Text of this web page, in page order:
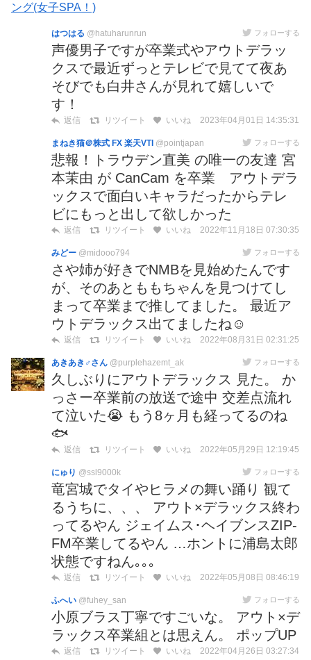
ング(女子SPA！)
はつはる @hatuharunrun フォローする
声優男子ですが卒業式やアウトデラッ
クスで最近ずっとテレビで見てて夜あ
そびでも白井さんが見れて嬉しいで
す！
返信 リツイート いいね 2023年04月01日 14:35:31
まねき猫＠株式 FX 楽天VTI @pointjapan フォローする
悲報！トラウデン直美 の唯一の友達 宮
本茉由 が CanCam を卒業 アウトデラ
ックスで面白いキャラだったからテレ
ビにもっと出して欲しかった
返信 リツイート いいね 2022年11月18日 07:30:35
みどー @midooo794 フォローする
さや姉が好きでNMBを見始めたんです
が、そのあとももちゃんを見つけてし
まって卒業まで推してました。 最近ア
ウトデラックス出てましたね☺️
返信 リツイート いいね 2022年08月31日 02:31:25
あきあき♂さん @purplehazemt_ak フォローする
久しぶりにアウトデラックス 見た。 か
っさー卒業前の放送で途中 交差点流れ
て泣いた😭 もう8ヶ月も経ってるのね
🐟
返信 リツイート いいね 2022年05月29日 12:19:45
にゅり @ssl9000k フォローする
竜宮城でタイやヒラメの舞い踊り 観て
るうちに、、、 アウト×デラックス終わ
ってるやん ジェイムス･ヘイブンスZIP-
FM卒業してるやん …ホントに浦島太郎
状態ですねん｡｡｡
返信 リツイート いいね 2022年05月08日 08:46:19
ふへい @fuhey_san フォローする
小原ブラス丁寧ですごいな。 アウト×デ
ラックス卒業組とは思えん。 ポップUP
返信 リツイート いいね 2022年04月26日 03:27:34